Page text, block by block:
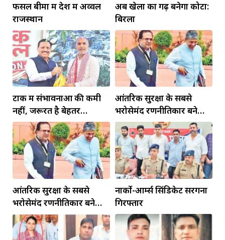
फसल बीमा में देश में अव्वल
राजस्थान
अब खेलों का गढ़ बनेगा कोटा:
बिरला
टोंक में संभावनाओं की कमी
नहीं, जरूरत है बेहतर
इंफ्रास्ट्रक्चर की
आंतरिक सुरक्षा के सबसे
भरोसेमंद रणनीतिकार बने
रहेंगे गोविंद मोहन
आंतरिक सुरक्षा के सबसे
भरोसेमंद रणनीतिकार बने
रहेंगे गोविंद मोहन
नार्को-आर्म्स सिंडिकेट सरगना
गिरफ्तार